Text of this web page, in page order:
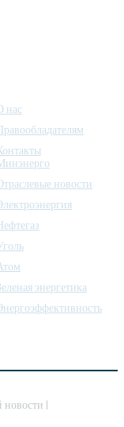
нас
новости
энергетика
|